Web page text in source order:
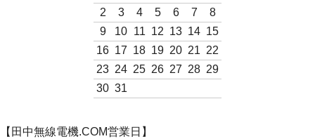
2
3 4 5 6 7
8
9
10 11 12 13 14 15
16 17 18 19 20 21 22
23 24 25 26 27 28 29
30 31
【田中無線電機.COM営業日】